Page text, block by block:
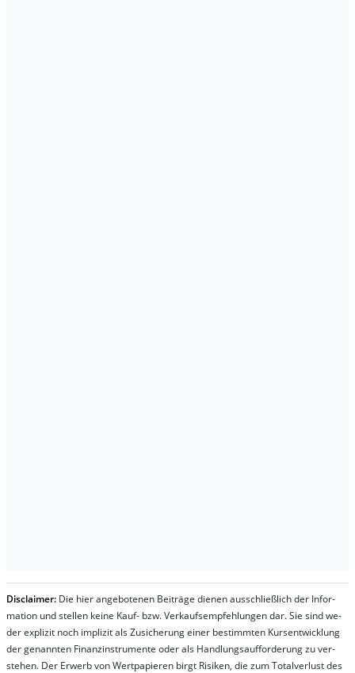
Dis­clai­mer: Die hier an­ge­bo­te­nen Bei­trä­ge die­nen aus­schließ­lich der In­for­
ma­t­ion und stel­len kei­ne Kauf- bzw. Ver­kaufs­em­pfeh­lung­en dar. Sie sind we­
der ex­pli­zit noch im­pli­zit als Zu­sich­er­ung ei­ner be­stim­mt­en Kurs­ent­wick­lung
der ge­nan­nt­en Fi­nanz­in­stru­men­te oder als Handl­ungs­auf­for­der­ung zu ver­
steh­en. Der Er­werb von Wert­pa­pier­en birgt Ri­si­ken, die zum To­tal­ver­lust des